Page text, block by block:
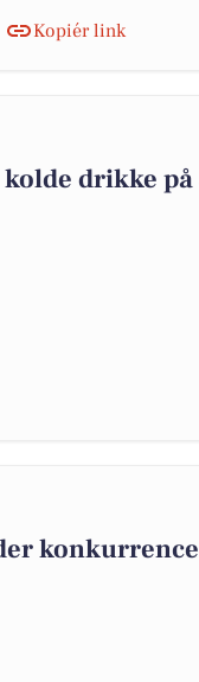
Kopiér link
drikke